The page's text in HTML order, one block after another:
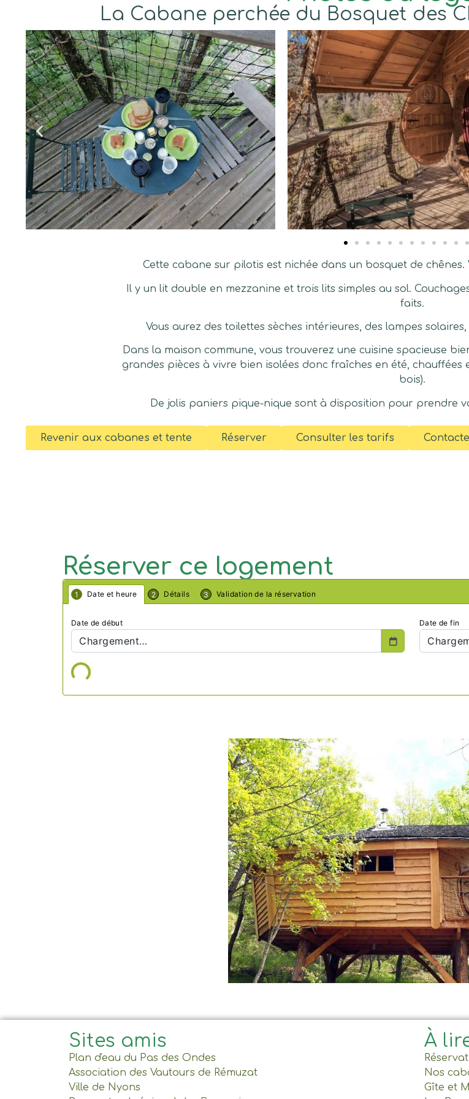
La Cabane perchée du Bosquet des
Cette cabane sur pilotis est nichée dans un bosquet de chênes.
Il y un lit double en mezzanine et trois lits simples au sol.
faits.
Vous aurez des toilettes sèches intérieures, des lampes
Dans la maison commune, vous trouverez une cuisine spacieuse
grandes pièces à vivre bien isolées donc fraîches en été,
bois).
De jolis paniers pique-nique sont à disposition pour prendre
Revenir aux cabanes et tente Réserver Consulter les tarifs
Réserver ce logement
Date et heure Détails Validation de la réservation
Date de début Date de fin
Chargement…
Sites amis
Plan d'eau du Pas des Ondes
Association des Vautours de Rémuzat
Ville de Nyons
À
Nos
Gîte et